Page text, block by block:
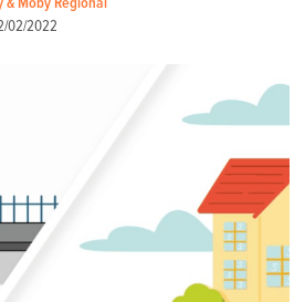
02/2022